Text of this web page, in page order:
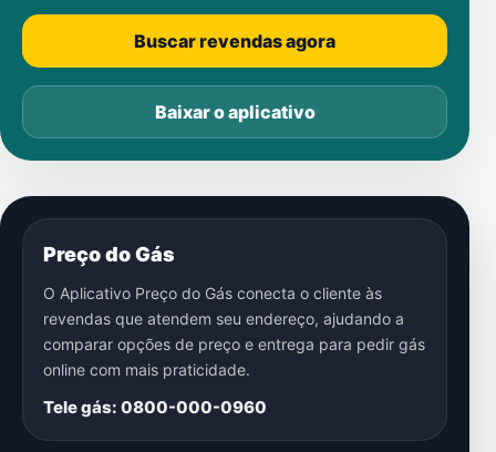
Buscar revendas agora
Baixar o aplicativo
Preço do Gás
O Aplicativo Preço do Gás conecta o cliente às
revendas que atendem seu endereço, ajudando a
comparar opções de preço e entrega para pedir gás
online com mais praticidade.
Tele gás: 0800-000-0960